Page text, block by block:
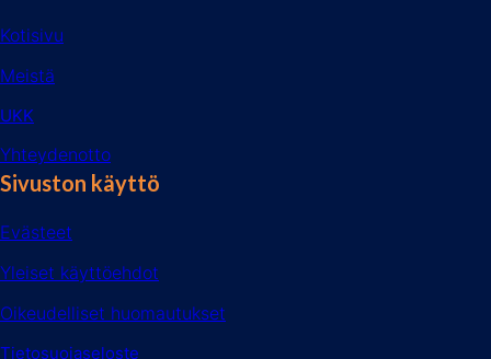
Kotisivu
Meistä
UKK
Yhteydenotto
Sivuston käyttö
Evästeet
Yleiset käyttöehdot
Oikeudelliset huomautukset
Tietosuojaseloste